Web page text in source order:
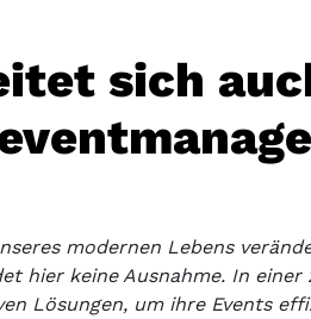
sich
modernen Lebens
hier keine Ausnahme. In
Lösungen, um ihre Events